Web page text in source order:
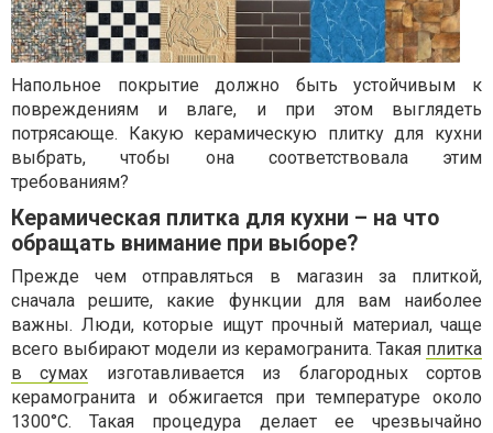
Напольное покрытие должно быть устойчивым к
повреждениям и влаге, и при этом выглядеть
потрясающе. Какую керамическую плитку для кухни
выбрать, чтобы она соответствовала этим
требованиям?
Керамическая плитка для кухни – на что
обращать внимание при выборе?
Прежде чем отправляться в магазин за плиткой,
сначала решите, какие функции для вам наиболее
важны. Люди, которые ищут прочный материал, чаще
всего выбирают модели из керамогранита. Такая плитка
в сумах изготавливается из благородных сортов
керамогранита и обжигается при температуре около
1300°C. Такая процедура делает ее чрезвычайно